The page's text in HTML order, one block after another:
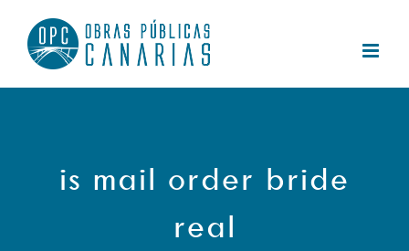
contenido
is mail order bride
real